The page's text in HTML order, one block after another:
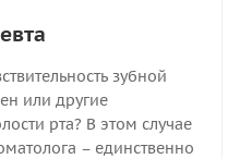
зубной
или другие
рта? В этом случае
– единственно